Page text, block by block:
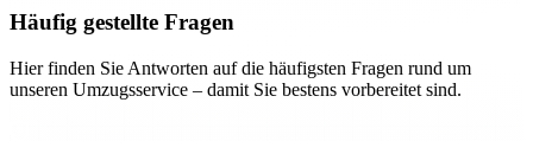
Häufig gestellte Fragen
Hier finden Sie Antworten auf die häufigsten Fragen rund um
unseren Umzugsservice – damit Sie bestens vorbereitet sind.